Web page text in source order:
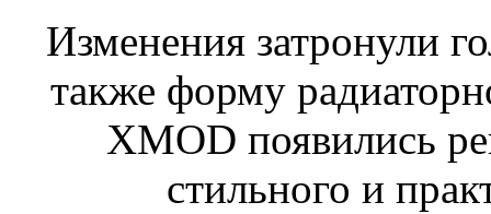
Изменения затронули
также форму
XMOD появились
стильного и